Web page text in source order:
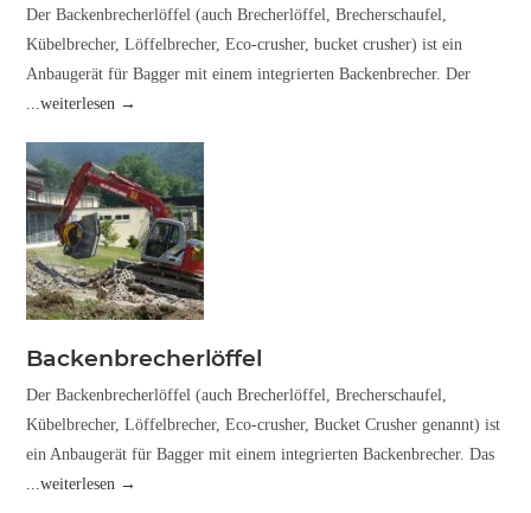
Der Backenbrecherlöffel (auch Brecherlöffel, Brecherschaufel,
Kübelbrecher, Löffelbrecher, Eco-crusher, bucket crusher) ist ein
Anbaugerät für Bagger mit einem integrierten Backenbrecher. Der
...weiterlesen →
Backenbrecherlöffel
Der Backenbrecherlöffel (auch Brecherlöffel, Brecherschaufel,
Kübelbrecher, Löffelbrecher, Eco-crusher, Bucket Crusher genannt) ist
ein Anbaugerät für Bagger mit einem integrierten Backenbrecher. Das
...weiterlesen →